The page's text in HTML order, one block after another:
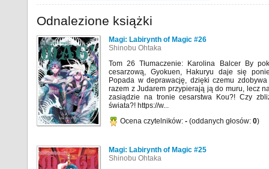
Odnalezione książki
Magi: Labirynth of Magic #26
Shinobu Ohtaka
Tom 26 Tłumaczenie: Karolina Balcer By
cesarzową, Gyokuen, Hakuryu daje się
Popada w deprawację, dzięki czemu
razem z Judarem przypierają ją do muru, lecz
zasiądzie na tronie cesarstwa Kou?! Czy
świata?! https://w...
Ocena czytelników: - (oddanych głosów: 0)
Magi: Labirynth of Magic #25
Shinobu Ohtaka